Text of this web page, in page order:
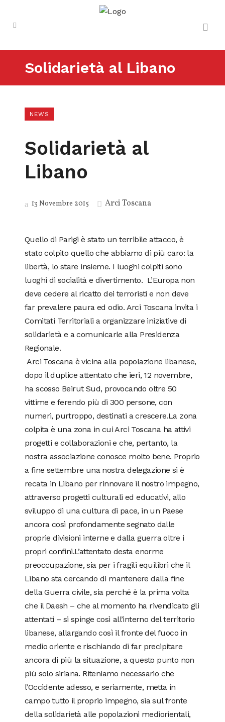
Solidarietà al Libano
NEWS
Solidarietà al
Libano
13 Novembre 2015 Arci Toscana
Quello di Parigi è stato un terribile attacco, è
stato colpito quello che abbiamo di più caro: la
libertà, lo stare insieme. I luoghi colpiti sono
luoghi di socialità e divertimento. L’Europa non
deve cedere al ricatto dei terroristi e non deve
far prevalere paura ed odio. Arci Toscana invita i
Comitati Territoriali a organizzare iniziative di
solidarietà e a comunicarle alla Presidenza
Regionale.
Arci Toscana è vicina alla popolazione libanese,
dopo il duplice attentato che ieri, 12 novembre,
ha scosso Beirut Sud, provocando oltre 50
vittime e ferendo più di 300 persone, con
numeri, purtroppo, destinati a crescere.La zona
colpita è una zona in cui Arci Toscana ha attivi
progetti e collaborazioni e che, pertanto, la
nostra associazione conosce molto bene. Proprio
a fine settembre una nostra delegazione si è
recata in Libano per rinnovare il nostro impegno,
attraverso progetti culturali ed educativi, allo
sviluppo di una cultura di pace, in un Paese
ancora così profondamente segnato dalle
proprie divisioni interne e dalla guerra oltre i
propri confini.L’attentato desta enorme
preoccupazione, sia per i fragili equilibri che il
Libano sta cercando di mantenere dalla fine
della Guerra civile, sia perché è la prima volta
che il Daesh – che al momento ha rivendicato gli
attentati – si spinge così all’interno del territorio
libanese, allargando così il fronte del fuoco in
medio oriente e rischiando di far precipitare
ancora di più la situazione, a questo punto non
più solo siriana. Riteniamo necessario che
l’Occidente adesso, e seriamente, metta in
campo tutto il proprio impegno, sia sul fronte
della solidarietà alle popolazioni mediorientali,